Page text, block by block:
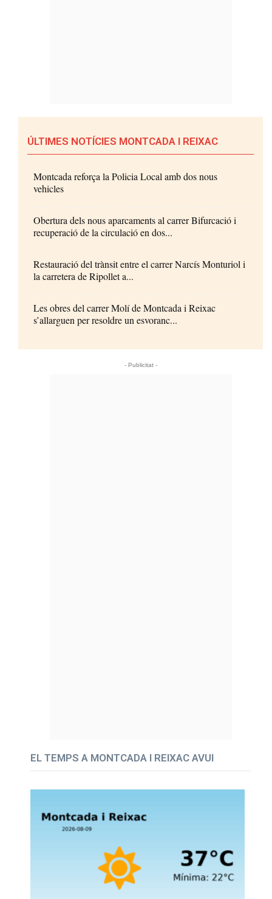
ÚLTIMES NOTÍCIES MONTCADA I REIXAC
Montcada reforça la Policia Local amb dos nous
vehicles
Obertura dels nous aparcaments al carrer Bifurcació i
recuperació de la circulació en dos...
Restauració del trànsit entre el carrer Narcís Monturiol i
la carretera de Ripollet a...
Les obres del carrer Molí de Montcada i Reixac
s’allarguen per resoldre un esvoranc...
- Publicitat -
EL TEMPS A MONTCADA I REIXAC AVUI